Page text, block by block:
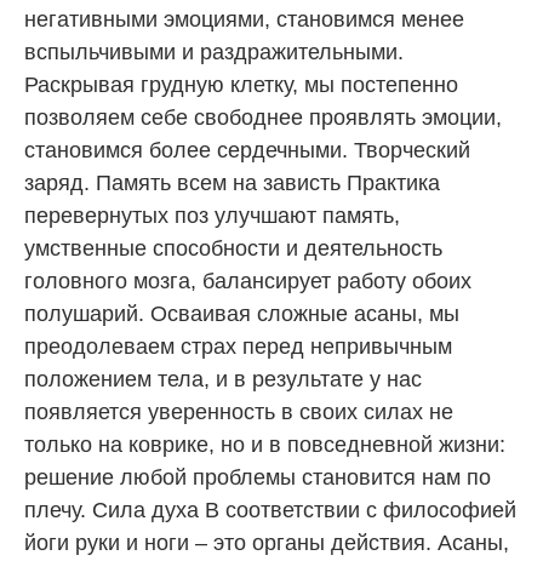
негативными эмоциями, становимся менее
вспыльчивыми и раздражительными.
Раскрывая грудную клетку, мы постепенно
позволяем себе свободнее проявлять эмоции,
становимся более сердечными. Творческий
заряд. Память всем на зависть Практика
перевернутых поз улучшают память,
умственные способности и деятельность
головного мозга, балансирует работу обоих
полушарий. Осваивая сложные асаны, мы
преодолеваем страх перед непривычным
положением тела, и в результате у нас
появляется уверенность в своих силах не
только на коврике, но и в повседневной жизни:
решение любой проблемы становится нам по
плечу. Сила духа В соответствии с философией
йоги руки и ноги – это органы действия. Асаны,